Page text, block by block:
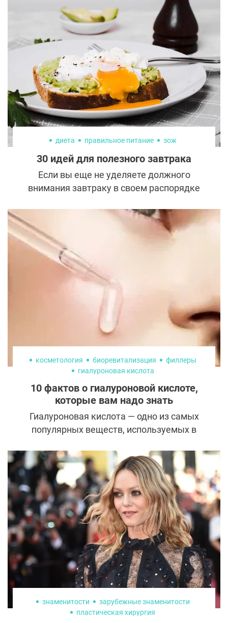
диета правильное питание зож
30 идей для полезного завтрака
Если вы еще не уделяете должного
внимания завтраку в своем распорядке
делать. Здоровый сытный завтрак
является источником энергии на целый
день, поэтому очень важно, как именно вы
завтракаете, поскольку употребление
сахара или рафинированных углеводов с
утра может привести к скачкам сахара в
косметология биоревитализация
филлеры
гиалуроновая кислота
10 фактов о гиалуроновой кислоте,
которые вам надо знать
Гиалуроновая кислота — одно из самых
популярных веществ, используемых в
большинства филлеров,
биоревитализантов и мезококтейлей.
Рассказываем о фактах, которые
необходимо знать, прежде чем решиться
на процедуры или приобрести крем с этим
компонентом в составе.
знаменитости
зарубежные знаменитости
пластическая хирургия